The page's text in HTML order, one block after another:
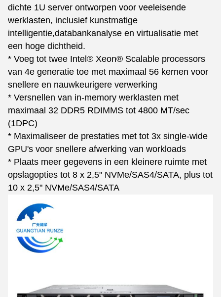
dichte 1U server ontworpen voor veeleisende
werklasten, inclusief kunstmatige
intelligentie,databankanalyse en virtualisatie met
een hoge dichtheid.
* Voeg tot twee Intel® Xeon® Scalable processors
van 4e generatie toe met maximaal 56 kernen voor
snellere en nauwkeurigere verwerking
* Versnellen van in-memory werklasten met
maximaal 32 DDR5 RDIMMS tot 4800 MT/sec
(1DPC)
* Maximaliseer de prestaties met tot 3x single-wide
GPU's voor snellere afwerking van workloads
* Plaats meer gegevens in een kleinere ruimte met
opslagopties tot 8 x 2,5" NVMe/SAS4/SATA, plus tot
10 x 2,5" NVMe/SAS4/SATA